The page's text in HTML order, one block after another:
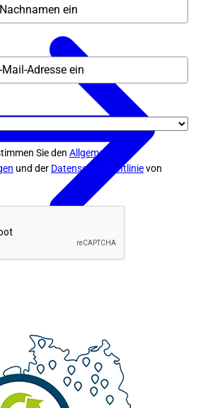
Sie den Allgemeinen
und der Datenschutzrichtlinievon